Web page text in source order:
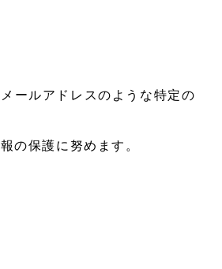
ールアドレスのような特定の
の保護に努めます。